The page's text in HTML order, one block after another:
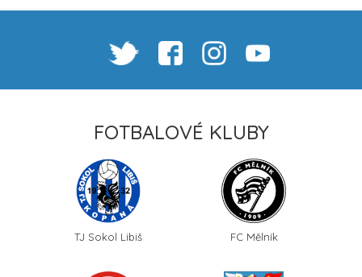
FOTBALOVÉ KLUBY
TJ Sokol Libiš FC Mělník